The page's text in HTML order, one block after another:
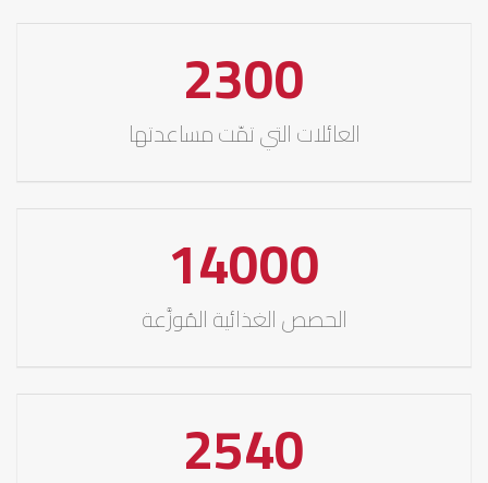
2300
العائلات التي تمّت مساعدتها
14000
الحصص الغذائية المُوزَّعة
2540